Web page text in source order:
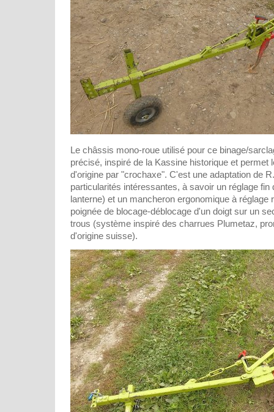
Le châssis mono-roue utilisé pour ce binage/
précisé, inspiré de la Kassine historique et permet
d'origine par "crochaxe". C'est une adaptation de
particularités intéressantes, à savoir un réglage fin
lanterne) et un mancheron ergonomique à réglage
poignée de blocage-déblocage d'un doigt sur un
trous (système inspiré des charrues Plumetaz,
d'origine suisse).